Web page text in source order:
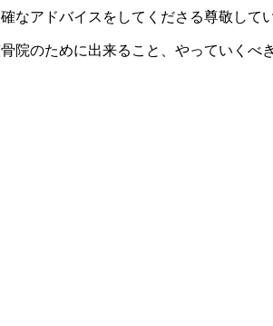
なアドバイスをしてくださる尊敬して
院のために出来ること、やっていくべ